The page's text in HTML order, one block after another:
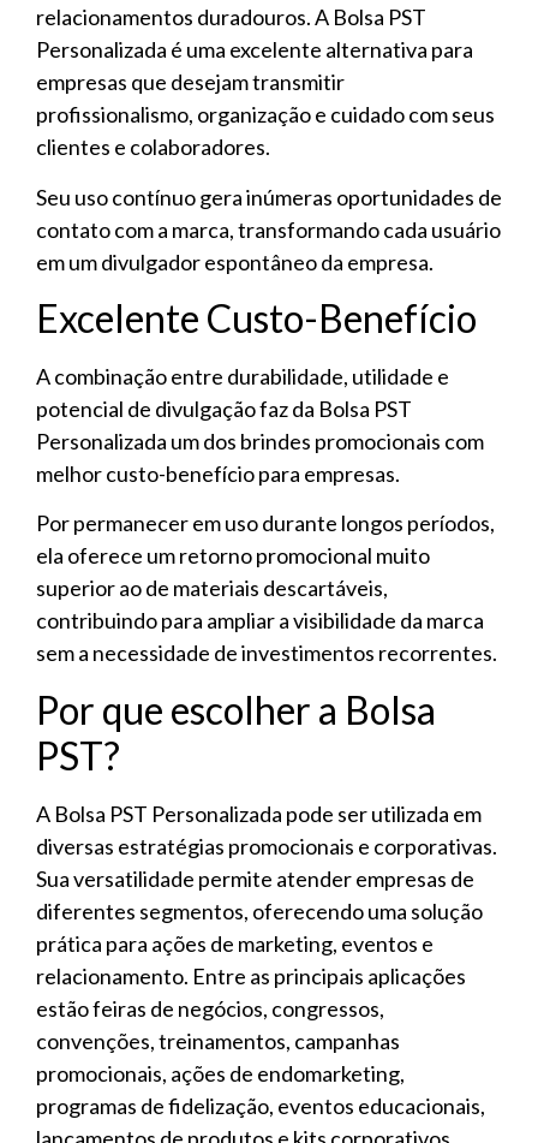
relacionamentos duradouros. A Bolsa PST
Personalizada é uma excelente alternativa para
empresas que desejam transmitir
profissionalismo, organização e cuidado com seus
clientes e colaboradores.
Seu uso contínuo gera inúmeras oportunidades de
contato com a marca, transformando cada usuário
em um divulgador espontâneo da empresa.
Excelente Custo-Benefício
A combinação entre durabilidade, utilidade e
potencial de divulgação faz da Bolsa PST
Personalizada um dos brindes promocionais com
melhor custo-benefício para empresas.
Por permanecer em uso durante longos períodos,
ela oferece um retorno promocional muito
superior ao de materiais descartáveis,
contribuindo para ampliar a visibilidade da marca
sem a necessidade de investimentos recorrentes.
Por que escolher a Bolsa
PST?
A Bolsa PST Personalizada pode ser utilizada em
diversas estratégias promocionais e corporativas.
Sua versatilidade permite atender empresas de
diferentes segmentos, oferecendo uma solução
prática para ações de marketing, eventos e
relacionamento. Entre as principais aplicações
estão feiras de negócios, congressos,
convenções, treinamentos, campanhas
promocionais, ações de endomarketing,
programas de fidelização, eventos educacionais,